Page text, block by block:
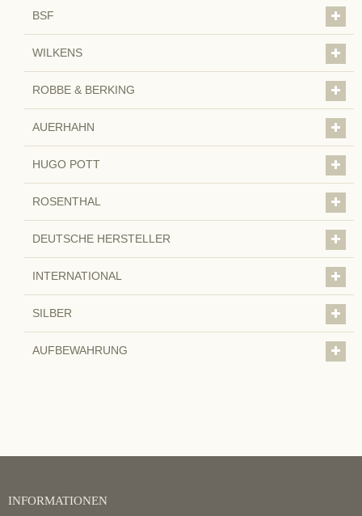
BSF
WILKENS
ROBBE & BERKING
AUERHAHN
HUGO POTT
ROSENTHAL
DEUTSCHE HERSTELLER
INTERNATIONAL
SILBER
AUFBEWAHRUNG
INFORMATIONEN